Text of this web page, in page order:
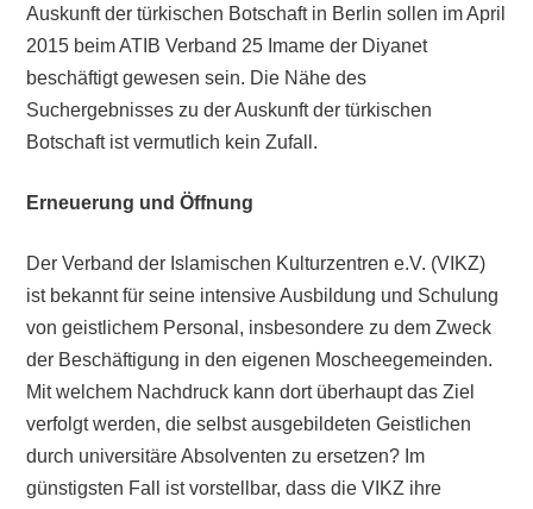
Auskunft der türkischen Botschaft in Berlin sollen im April
2015 beim ATIB Verband 25 Imame der Diyanet
beschäftigt gewesen sein. Die Nähe des
Suchergebnisses zu der Auskunft der türkischen
Botschaft ist vermutlich kein Zufall.
Erneuerung und Öffnung
Der Verband der Islamischen Kulturzentren e.V. (VIKZ)
ist bekannt für seine intensive Ausbildung und Schulung
von geistlichem Personal, insbesondere zu dem Zweck
der Beschäftigung in den eigenen Moscheegemeinden.
Mit welchem Nachdruck kann dort überhaupt das Ziel
verfolgt werden, die selbst ausgebildeten Geistlichen
durch universitäre Absolventen zu ersetzen? Im
günstigsten Fall ist vorstellbar, dass die VIKZ ihre